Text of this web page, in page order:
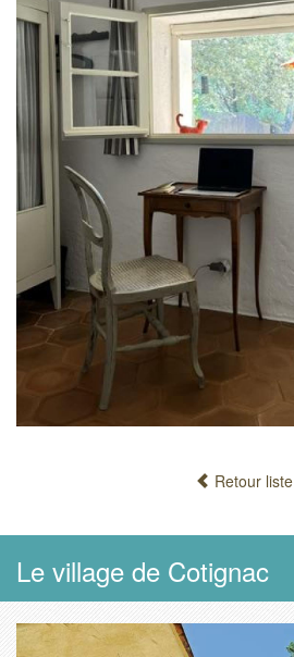
Retour liste
Le village de Cotignac